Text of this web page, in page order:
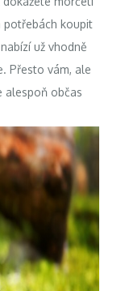
potřebách koupit
už vhodně
Přesto vám, ale
alespoň občas